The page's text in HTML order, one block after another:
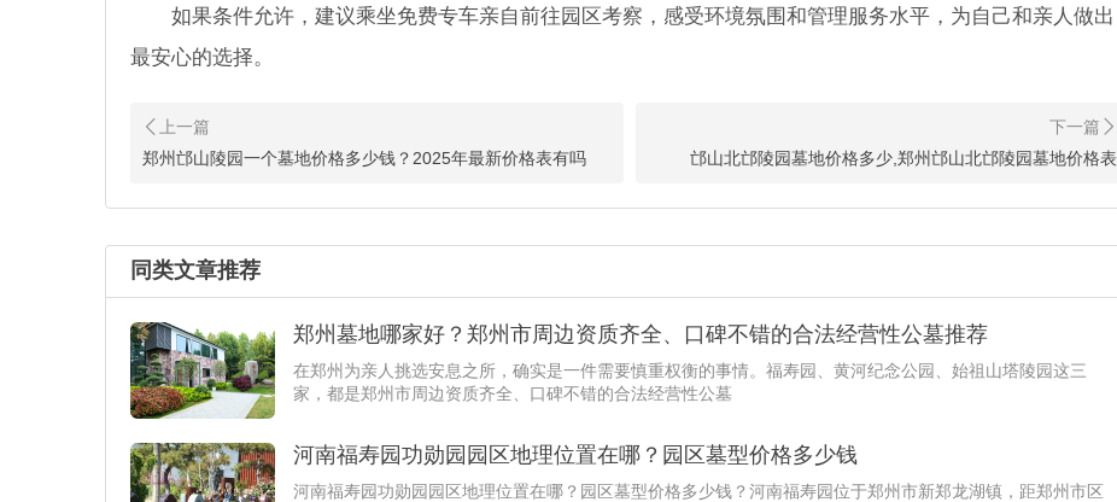
如果条件允许，建议乘坐免费专车亲自前往园区考察，感受环境氛围和管理服务水平，为自己和亲人做出
最安心的选择。
郑州邙山陵园一个墓地价格多少钱？2025年最新价格表有吗 邙山北邙陵园墓地价格多少,郑州邙山北邙陵园墓地价格表
同类文章推荐
前阵子有朋友问起河南福寿园的墓地价格，说是家里老人年纪大了，想提前了解一下行情，也好心里有个底。
我正好手边有一些2026年最新的价格信息，干脆整理出来，给有需要的朋友做
郑州新郑生态壁葬墓地墓型有哪家陵园,位置在哪？什么价格
郑州新郑生态壁葬墓地墓型有哪家陵园,位置在哪？什么价格？在新郑地区，河南福寿园公墓和始祖山塔陵园都
郑州墓地哪家好？郑州市周边资质齐全、口碑不错的合法经营性公墓推荐
在郑州为亲人挑选安息之所，确实是一件需要慎重权衡的事情。福寿园、黄河纪念公园、始祖山塔陵园这三
家，都是郑州市周边资质齐全、口碑不错的合法经营性公墓
河南福寿园功勋园园区地理位置在哪？园区墓型价格多少钱
河南福寿园功勋园园区地理位置在哪？园区墓型价格多少钱？河南福寿园位于郑州市新郑龙湖镇，距郑州市区